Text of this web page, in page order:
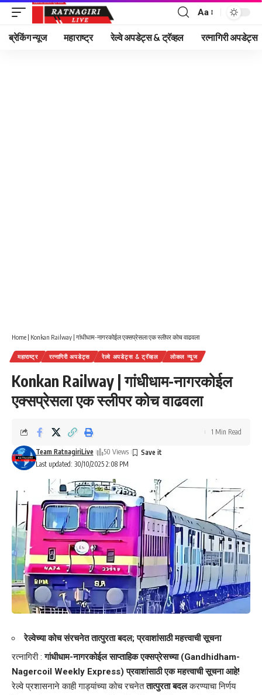
Font
Resizer
Aa
ब्रेकिंग न्यूज महाराष्ट्र रेल्वे अपडेट्स & ट्रॅव्हल रत्नागिरी अपडेट्स
Home | Konkan Railway | गांधीधाम-नागरकोईल एक्सप्रेसला एक स्लीपर कोच वाढवला
महाराष्ट्र रत्नागिरी अपडेट्स रेल्वे अपडेट्स & ट्रॅव्हल लोकल न्यूज
Konkan Railway | गांधीधाम-नागरकोईल
एक्सप्रेसला एक स्लीपर कोच वाढवला
Last updated: 30/10/2025 2:08 PM
Team RatnagiriLive 50 Views
1 Min Read
रेल्वेच्या कोच संरचनेत तात्पुरता बदल; प्रवाशांसाठी महत्त्वाची सूचना
रत्नागिरी :गांधीधाम-नागरकोईल साप्ताहिक एक्सप्रेसच्या (Gandhidham-
Nagercoil Weekly Express) प्रवाशांसाठी एक महत्त्वाची सूचना आहे!
रेल्वे प्रशासनाने काही गाड्यांच्या कोच रचनेततात्पुरता बदलकरण्याचा निर्णय